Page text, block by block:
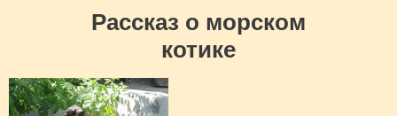
Рассказ о морском
котике